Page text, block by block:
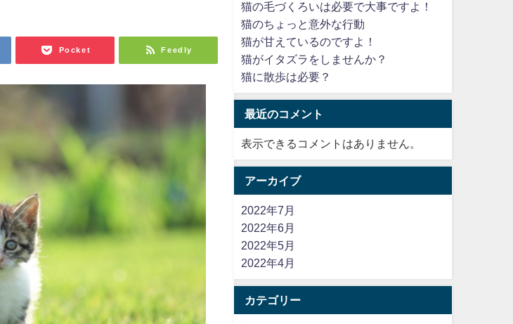
Pocket Feedly
猫の毛づくろいは必要で大事ですよ！
猫のちょっと意外な行動
猫が甘えているのですよ！
猫がイタズラをしませんか？
猫に散歩は必要？
最近のコメント
表示できるコメントはありません。
アーカイブ
2022年7月
2022年6月
2022年5月
2022年4月
カテゴリー